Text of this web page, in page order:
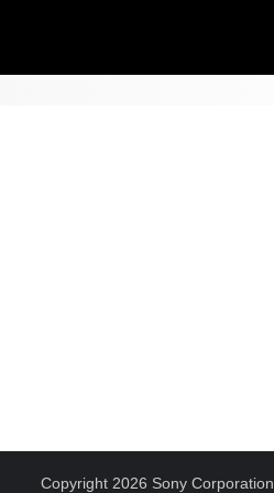
Copyright 2026 Sony Corporation